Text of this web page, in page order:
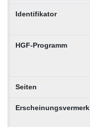
Identifikator
HGF-Programm
Seiten
Erscheinungsvermerk